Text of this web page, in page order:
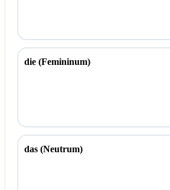
die (Femininum)
das (Neutrum)